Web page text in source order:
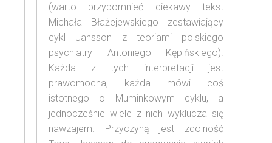
(warto przypomnieć ciekawy tekst
Michała Błażejewskiego zestawiający
cykl Jansson z teoriami polskiego
psychiatry Antoniego Kępińskiego).
Każda z tych interpretacji jest
prawomocna, każda mówi coś
istotnego o Muminkowym cyklu, a
jednocześnie wiele z nich wyklucza się
nawzajem. Przyczyną jest zdolność